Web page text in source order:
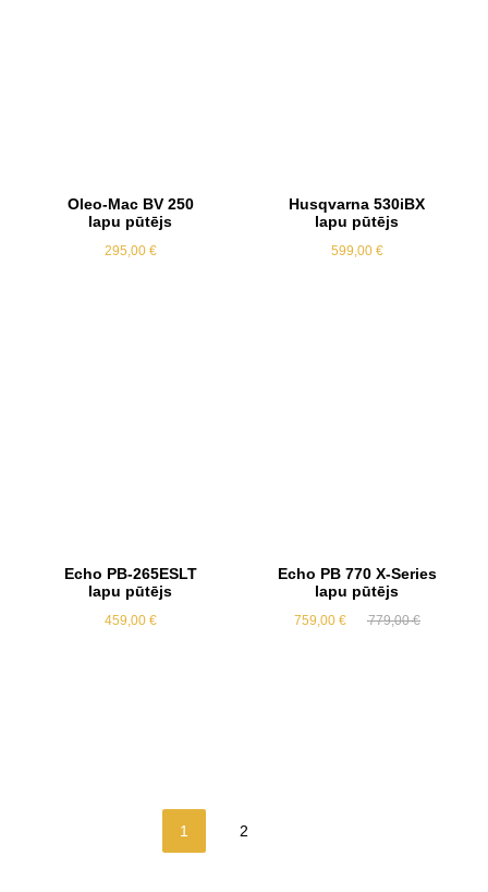
Oleo-Mac BV 250
lapu pūtējs
295,00 €
Husqvarna 530iBX
lapu pūtējs
599,00 €
Echo PB-265ESLT
lapu pūtējs
459,00 €
Echo PB 770 X-Series
lapu pūtējs
779,00€Original
759,00 €
Current
1 2